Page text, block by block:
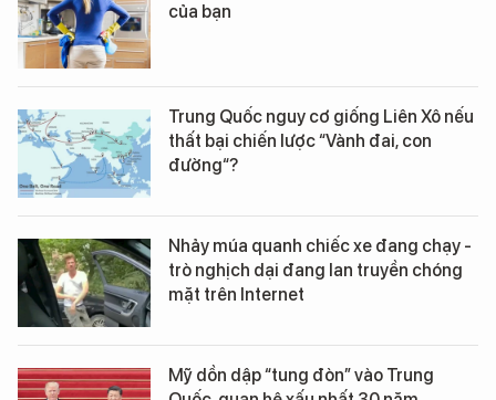
của bạn
Trung Quốc nguy cơ giống Liên Xô nếu
thất bại chiến lược “Vành đai, con
đường“?
Nhảy múa quanh chiếc xe đang chạy -
trò nghịch dại đang lan truyền chóng
mặt trên Internet
Mỹ dồn dập “tung đòn” vào Trung